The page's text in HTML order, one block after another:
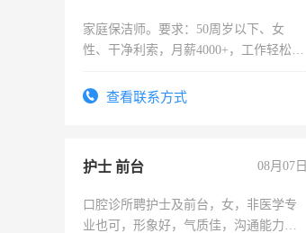
家庭保洁师。要求：50周岁以下、女
性、干净利索，月薪4000+，工作轻松，
太太等。查看联系方式
护士 前台 08月07日
口腔诊所聘护士及前台，女，非医学专
业也可，形象好，气质佳，沟通能力